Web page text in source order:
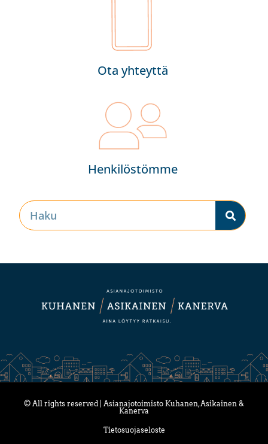
Ota yhteyttä
Henkilöstömme
© All rights reserved | Asianajotoimisto Kuhanen, Asikainen &
Kanerva
Tietosuojaseloste